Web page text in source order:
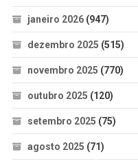
janeiro 2026(947)
dezembro 2025 (515)
novembro 2025 (770)
outubro 2025 (120)
setembro 2025 (75)
agosto 2025 (71)